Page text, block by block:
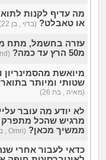
מה עדיף לקנות
או טאבלט? (בדוי , בן 22)
מ50 הרץ עד כמה?
(Nevermind , בן 25)
מיואשת
שטותי ומיותר
(מאיה , בת 26)
לא יודע מה עובר
מרגיש שהכל מתפרק
ממשיך מכאן? (Omri , בן 23)
כדאי לעבור אחרי